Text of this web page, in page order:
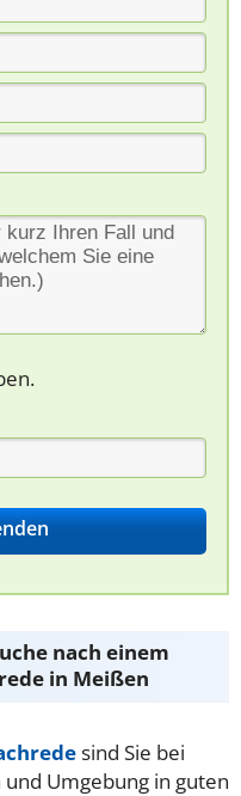
nach einem
in Meißen
sind Sie bei
Umgebung in guten